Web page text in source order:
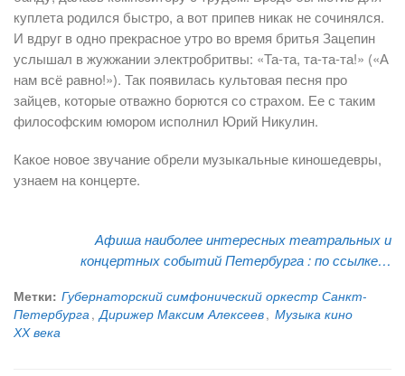
куплета родился быстро, а вот припев никак не сочинялся.
И вдруг в одно прекрасное утро во время бритья Зацепин
услышал в жужжании электробритвы: «Та-та, та-та-та!» («А
нам всё равно!»). Так появилась культовая песня про
зайцев, которые отважно борются со страхом. Ее с таким
философским юмором исполнил Юрий Никулин.
Какое новое звучание обрели музыкальные киношедевры,
узнаем на концерте.
Афиша наиболее интересных театральных и
концертных событий Петербурга :по ссылке…
Метки: Губернаторский симфонический оркестр Санкт-
Петербурга, Дирижер Максим Алексеев, Музыка кино
ХХ века